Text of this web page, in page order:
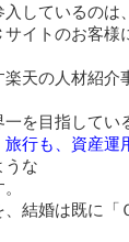
しているのは
イトのお客様
天の人材紹介
を目指してい
行も、資産運
うな
結婚は既に「